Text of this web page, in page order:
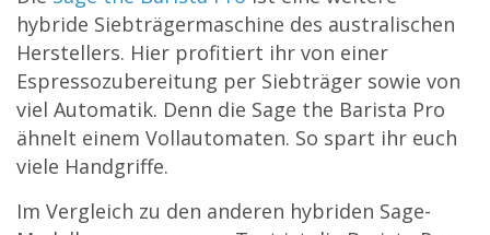
hybride Siebträgermaschine des australischen
Herstellers. Hier profitiert ihr von einer
Espressozubereitung per Siebträger sowie von
viel Automatik. Denn die Sage the Barista Pro
ähnelt einem Vollautomaten. So spart ihr euch
viele Handgriffe.
Im Vergleich zu den anderen hybriden Sage-